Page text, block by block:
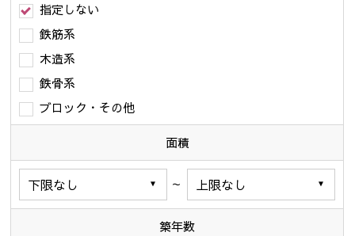
指定しない
鉄筋系
木造系
鉄骨系
ブロック・その他
面積
～
築年数